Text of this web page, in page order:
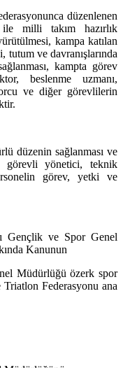
düzenlenen
milli takım hazırlık
kampa katılan
tutum ve davranışlarında
kampta görev
beslenme uzmanı,
ve diğer görevlilerin
düzenin sağlanması ve
görevli yönetici, teknik
görev, yetki ve
Gençlik ve Spor Genel
Kanunun
Müdürlüğü özerk spor
Federasyonu ana